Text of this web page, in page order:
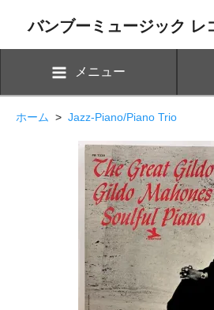
バンブーミュージック レ
メニュー
ホーム > Jazz-Piano/Piano Trio